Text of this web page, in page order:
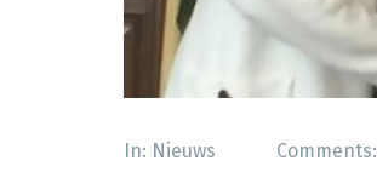
In: Nieuws Comments: